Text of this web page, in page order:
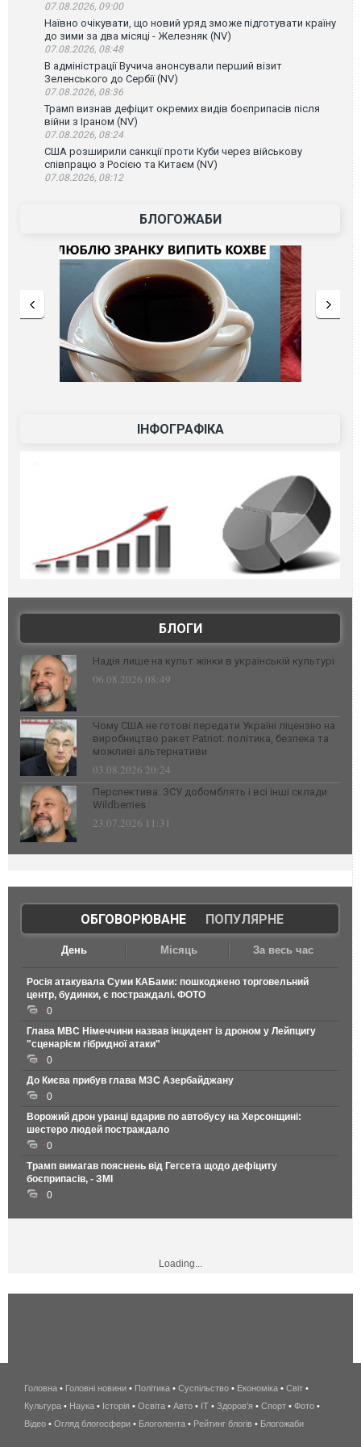
07.08.2026, 09:00
Наївно очікувати, що новий уряд зможе підготувати країну
до зими за два місяці - Железняк (NV)
07.08.2026, 08:48
В адміністрації Вучича анонсували перший візит
Зеленського до Сербії (NV)
07.08.2026, 08:36
Трамп визнав дефіцит окремих видів боєприпасів після
війни з Іраном (NV)
07.08.2026, 08:24
США розширили санкції проти Куби через військову
співпрацю з Росією та Китаєм (NV)
07.08.2026, 08:12
БЛОГОЖАБИ
ІНФОГРАФІКА
БЛОГИ
Надія лише на культ жінки в українській культурі
06.08.2026 08:49
Чому США не готові передати Україні ліцензію на
виробництво ракет Patriot: політика, безпека та
можливі альтернативи
03.08.2026 20:24
Перспектива: ЗСУ добомблять і всі інші склади
Wildberries
23.07.2026 11:31
ОБГОВОРЮВАНЕ| ПОПУЛЯРНЕ
День Місяць За весь час
Росія атакувала Суми КАБами: пошкоджено торговельний
центр, будинки, є постраждалі. ФОТО
0
Глава МВС Німеччини назвав інцидент із дроном у Лейпцигу
"сценарієм гібридної атаки"
0
До Києва прибув глава МЗС Азербайджану
0
Ворожий дрон уранці вдарив по автобусу на Херсонщині:
шестеро людей постраждало
0
Трамп вимагав пояснень від Гегсета щодо дефіциту
боєприпасів, - ЗМІ
0
Loading...
беспроводной
интернет
киев
Головна • Головні новини • Політика • Суспільство • Економіка • Світ •
Культура • Наука • Історія • Освіта • Авто • IT • Здоров'я • Спорт • Фото •
Відео • Огляд блогосфери • Блоголента • Рейтинг блогів • Блогожаби